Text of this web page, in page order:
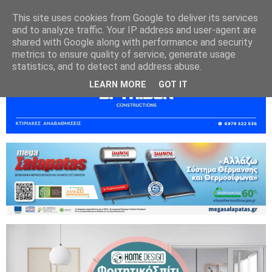
This site uses cookies from Google to deliver its services
and to analyze traffic. Your IP address and user-agent are
shared with Google along with performance and security
metrics to ensure quality of service, generate usage
statistics, and to detect and address abuse.
LEARN MORE GOT IT